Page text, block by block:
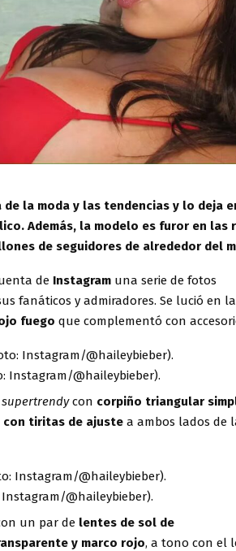
la moda y las tendencias y lo deja
Además, la modelo es furor en las
de seguidores de alrededor del
de Instagram una serie de fotos
fanáticos y admiradores. Se lució en
fuego que complementó con
Instagram/@haileybieber).
supertrendycon corpiño triangular
con tiritas de ajuste a ambos lados de
@haileybieber).
un par de lentes de sol de
y marco rojo, a tono con el